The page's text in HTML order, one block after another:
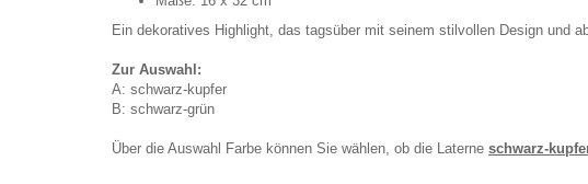
Ein dekoratives Highlight, das tagsüber mit seinem stilvollen Design und
Zur Auswahl:
A: schwarz-kupfer
B: schwarz-grün
Über die Auswahl Farbe können Sie wählen, ob die Laterne schwarz-